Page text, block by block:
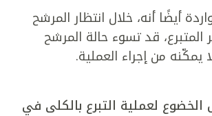
أيضًا أنه، خلال انتظار المرشح
المتبرع، قد تسوء حالة المرشح
يمكّنه من إجراء العملية.
لعملية التبرع بالكلى في